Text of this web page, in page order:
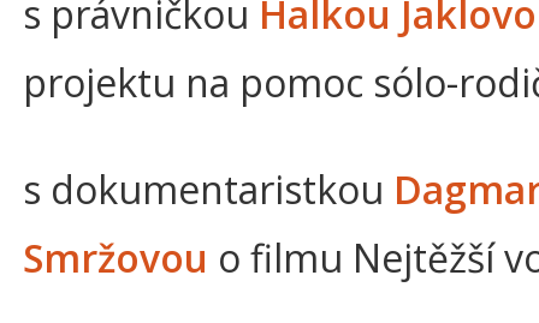
s právničkou Halkou
projektu na pomoc sólo-
s dokumentaristkou
Smržovou o filmu Nejtěžší